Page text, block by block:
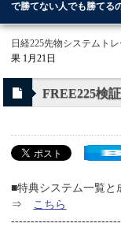
で勝てない人でも勝てる
日経225先物システムト
果 1月21日
FREE225検
■特典システム一覧と
⇒ こちら